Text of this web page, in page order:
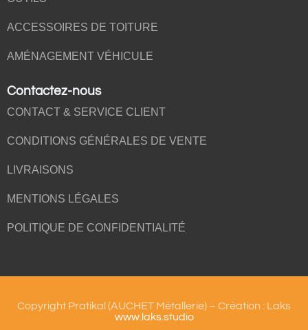
ACCESSOIRES DE TOITURE
AMÉNAGEMENT VÉHICULE
Contactez-nous
CONTACT & SERVICE CLIENT
CONDITIONS GÉNÉRALES DE VENTE
LIVRAISONS
MENTIONS LÉGALES
POLITIQUE DE CONFIDENTIALITÉ
Copyright Pratikal (AUCHET Métallerie) – Création : Laks
www.laks.studio